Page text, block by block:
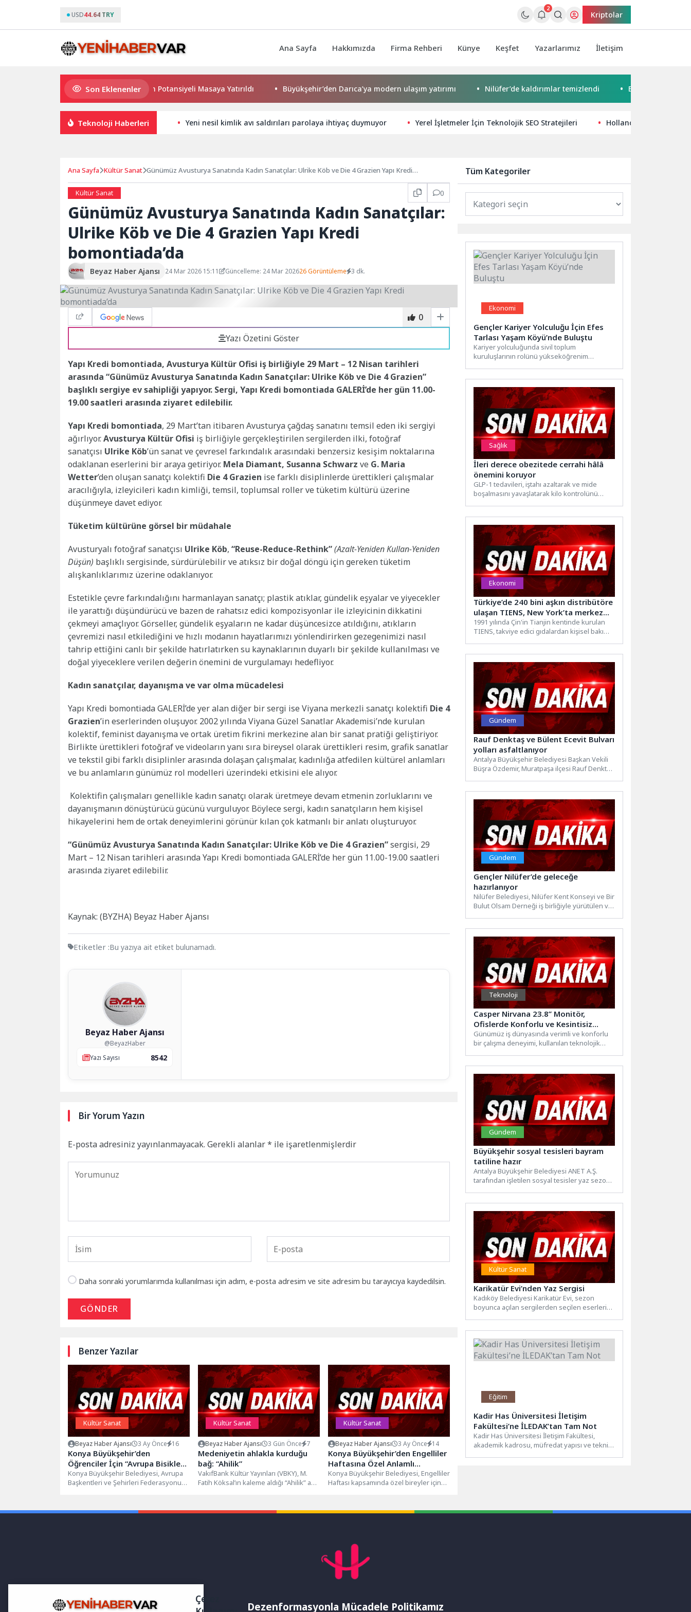
USD44.64 TRY
2
Kriptolar
Ana Sayfa Hakkımızda Firma Rehberi Künye Keşfet Yazarlarımız İletişim
Son Eklenenler
Haymana’nın Geleceği ve Yatırım Potansiyeli Masaya Yatırıldı Büyükşehir’den Darıca’ya modern ulaşım yatırımı Nilüfer’de kaldırımlar temizlendi Başkan
Teknoloji Haberleri Yeni nesil kimlik avı saldırıları parolaya ihtiyaç duymuyor Yerel İşletmeler İçin Teknolojik SEO Stratejileri Hollanda Merkezi
Ana Sayfa Kültür Sanat Günümüz Avusturya Sanatında Kadın Sanatçılar: Ulrike Köb ve Die 4 Grazien Yapı Kredi
Kültür Sanat
0
Günümüz Avusturya Sanatında Kadın Sanatçılar:
Ulrike Köb ve Die 4 Grazien Yapı Kredi
bomontiada’da
Beyaz Haber Ajansı 24 Mar 2026 15:11 Güncelleme: 24 Mar 202626 Görüntüleme 3 dk.
0
Yazı Özetini Göster
Yapı Kredi bomontiada, Avusturya Kültür Ofisi iş birliğiyle 29 Mart – 12 Nisan tarihleri
arasında “Günümüz Avusturya Sanatında Kadın Sanatçılar: Ulrike Köb ve Die 4 Grazien”
başlıklı sergiye ev sahipliği yapıyor. Sergi, Yapı Kredi bomontiada GALERİ’de her gün 11.00-
19.00 saatleri arasında ziyaret edilebilir.
Yapı Kredi bomontiada, 29 Mart’tan itibaren Avusturya çağdaş sanatını temsil eden iki sergiyi
ağırlıyor.Avusturya Kültür Ofisi iş birliğiyle gerçekleştirilen sergilerden ilki, fotoğraf
sanatçısı Ulrike Köb’ün sanat ve çevresel farkındalık arasındaki benzersiz kesişim noktalarına
odaklanan eserlerini bir araya getiriyor. Mela Diamant, Susanna Schwarz ve G. Maria
Wetter’den oluşan sanatçı kolektifi Die 4 Grazien ise farklı disiplinlerde ürettikleri çalışmalar
aracılığıyla, izleyicileri kadın kimliği, temsil, toplumsal roller ve tüketim kültürü üzerine
düşünmeye davet ediyor.
Tüketim kültürüne görsel bir müdahale
Avusturyalı fotoğraf sanatçısı Ulrike Köb, “Reuse-Reduce-Rethink”(Azalt-Yeniden Kullan-Yeniden
Düşün) başlıklı sergisinde, sürdürülebilir ve atıksız bir doğal döngü için gereken tüketim
alışkanlıklarımız üzerine odaklanıyor.
Estetikle çevre farkındalığını harmanlayan sanatçı; plastik atıklar, gündelik eşyalar ve yiyecekler
ile yarattığı düşündürücü ve bazen de rahatsız edici kompozisyonlar ile izleyicinin dikkatini
çekmeyi amaçlıyor. Görseller, gündelik eşyaların ne kadar düşüncesizce atıldığını, atıkların
çevremizi nasıl etkilediğini ve hızlı modanın hayatlarımızı yönlendirirken gezegenimizi nasıl
tahrip ettiğini canlı bir şekilde hatırlatırken su kaynaklarının duyarlı bir şekilde kullanılması ve
doğal yiyeceklere verilen değerin önemini de vurgulamayı hedefliyor.
Kadın sanatçılar, dayanışma ve var olma mücadelesi
Yapı Kredi bomontiada GALERİ’de yer alan diğer bir sergi ise Viyana merkezli sanatçı kolektifi Die 4
Grazien’in eserlerinden oluşuyor. 2002 yılında Viyana Güzel Sanatlar Akademisi’nde kurulan
kolektif, feminist dayanışma ve ortak üretim fikrini merkezine alan bir sanat pratiği geliştiriyor.
Birlikte ürettikleri fotoğraf ve videoların yanı sıra bireysel olarak ürettikleri resim, grafik sanatlar
ve tekstil gibi farklı disiplinler arasında dolaşan çalışmalar, kadınlığa atfedilen kültürel anlamları
ve bu anlamların günümüz rol modelleri üzerindeki etkisini ele alıyor.
Kolektifin çalışmaları genellikle kadın sanatçı olarak üretmeye devam etmenin zorluklarını ve
dayanışmanın dönüştürücü gücünü vurguluyor. Böylece sergi, kadın sanatçıların hem kişisel
hikayelerini hem de ortak deneyimlerini görünür kılan çok katmanlı bir anlatı oluşturuyor.
“Günümüz Avusturya Sanatında Kadın Sanatçılar: Ulrike Köb ve Die 4 Grazien”sergisi, 29
Mart – 12 Nisan tarihleri arasında Yapı Kredi bomontiada GALERİ’de her gün 11.00-19.00 saatleri
arasında ziyaret edilebilir.
Kaynak: (BYZHA) Beyaz Haber Ajansı
Etiketler :Bu yazıya ait etiket bulunamadı.
Beyaz Haber Ajansı
@BeyazHaber
Yazı Sayısı
8542
Bir Yorum Yazın
E-posta adresiniz yayınlanmayacak. Gerekli alanlar* ile işaretlenmişlerdir
Daha sonraki yorumlarımda kullanılması için adım, e-posta adresim ve site adresim bu tarayıcıya kaydedilsin.
GÖNDER
Benzer Yazılar
Kültür Sanat
Beyaz Haber Ajansı 3 Ay Önce 16
Konya Büyükşehir’den
Öğrenciler İçin “Avrupa Bisiklet
Başkenti Konya” Temalı Resim
Yarışması
Konya Büyükşehir Belediyesi, Avrupa
Başkentleri ve Şehirleri Federasyonu
Kültür Sanat
Beyaz Haber Ajansı 3 Gün Önce 7
Medeniyetin ahlakla kurduğu
bağ: “Ahilik”
VakıfBank Kültür Yayınları (VBKY), M.
Fatih Köksal’ın kaleme aldığı “Ahilik” adlı
Kültür Sanat
Beyaz Haber Ajansı 3 Ay Önce 14
Konya Büyükşehir’den Engelliler
Haftasına Özel Anlamlı
Etkinlikler
Konya Büyükşehir Belediyesi, Engelliler
Haftası kapsamında özel bireyler için
Tüm Kategoriler
Ekonomi
Gençler Kariyer Yolculuğu İçin Efes
Tarlası Yaşam Köyü’nde Buluştu
Kariyer yolculuğunda sivil toplum
kuruluşlarının rolünü yükseköğrenim
Sağlık
İleri derece obezitede cerrahi hâlâ
önemini koruyor
GLP-1 tedavileri, iştahı azaltarak ve mide
boşalmasını yavaşlatarak kilo kontrolünü
Ekonomi
Türkiye’de 240 bini aşkın distribütöre
ulaşan TIENS, New York’ta merkez
ofis açtı
1991 yılında Çin'in Tianjin kentinde kurulan
TIENS, takviye edici gıdalardan kişisel bakım
Gündem
Rauf Denktaş ve Bülent Ecevit Bulvarı
yolları asfaltlanıyor
Antalya Büyükşehir Belediyesi Başkan Vekili
Büşra Özdemir, Muratpaşa ilçesi Rauf Denktaş
Gündem
Gençler Nilüfer’de geleceğe
hazırlanıyor
Nilüfer Belediyesi, Nilüfer Kent Konseyi ve Bir
Bulut Olsam Derneği iş birliğiyle yürütülen ve
Teknoloji
Casper Nirvana 23.8’’ Monitör,
Ofislerde Konforlu ve Kesintisiz
Çalışmayı Destekliyor
Günümüz iş dünyasında verimli ve konforlu
bir çalışma deneyimi, kullanılan teknolojik
Gündem
Büyükşehir sosyal tesisleri bayram
tatiline hazır
Antalya Büyükşehir Belediyesi ANET A.Ş.
tarafından işletilen sosyal tesisler yaz sezonu
Kültür Sanat
Karikatür Evi’nden Yaz Sergisi
Kadıköy Belediyesi Karikatür Evi, sezon
boyunca açılan sergilerden seçilen eserleri
Eğitim
Kadir Has Üniversitesi İletişim
Fakültesi’ne İLEDAK’tan Tam Not
Kadir Has Üniversitesi İletişim Fakültesi,
akademik kadrosu, müfredat yapısı ve teknik
Dezenformasyonla Mücadele Politikamız
Çerez